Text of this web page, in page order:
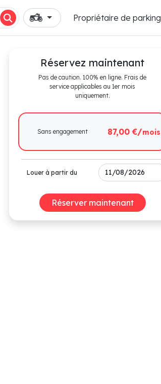
Propriétaire de parking
Réservez maintenant
Pas de caution. 100% en ligne. Frais de
service applicables au 1er mois
uniquement.
Sans engagement 87,00 €/mois
Louer à partir du
Réserver maintenant